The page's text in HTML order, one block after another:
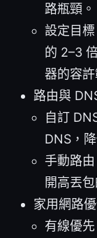
路瓶頸。
設定目
的 2–3
器的容許
路由與
自訂
DNS，
手動路
開高丟
家用網路優
有線優